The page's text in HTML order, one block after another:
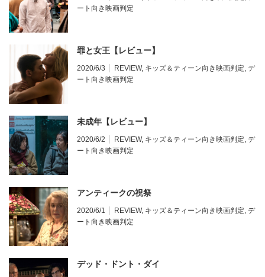
ート向き映画判定
罪と女王【レビュー】
2020/6/3 REVIEW, キッズ＆ティーン向き映画判定, デ
ート向き映画判定
未成年【レビュー】
2020/6/2 REVIEW, キッズ＆ティーン向き映画判定, デ
ート向き映画判定
アンティークの祝祭
2020/6/1 REVIEW, キッズ＆ティーン向き映画判定, デ
ート向き映画判定
デッド・ドント・ダイ